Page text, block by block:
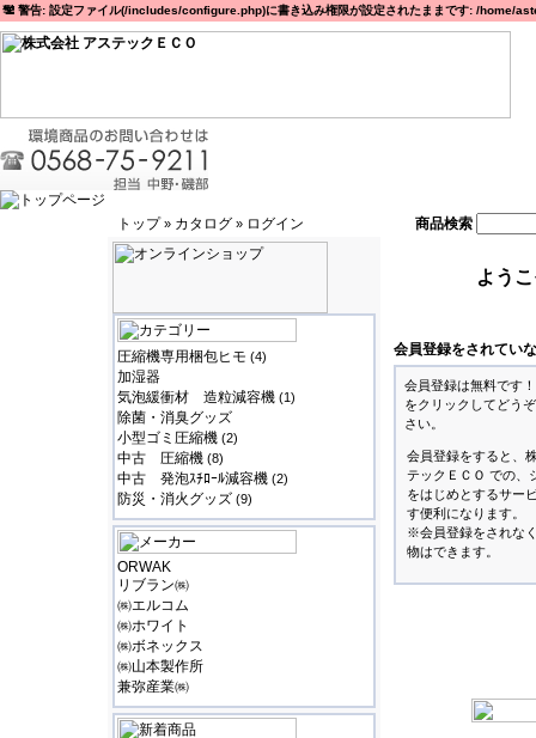
警告: 設定ファイル(/includes/configure.php)に書き込み権限が設定されたままです: /
トップ» カタログ » ログイン 商品検索
圧縮機専用梱包ヒモ (4)
加湿器
気泡緩衝材 造粒減容機 (1)
除菌・消臭グッズ
小型ゴミ圧縮機 (2)
中古 圧縮機 (8)
中古 発泡ｽﾁﾛｰﾙ減容機 (2)
防災・消火グッズ (9)
ORWAK
リブラン㈱
㈱エルコム
㈱ホワイト
㈱ボネックス
㈱山本製作所
兼弥産業㈱
よう
会員登録をされてい
会員登録は無料です
をクリックしてどう
さい。
会員登録をすると、
テックＥＣＯ での、
をはじめとするサー
す便利になります。
※会員登録をされな
物はできます。